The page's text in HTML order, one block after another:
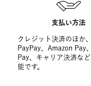
支払い方法
クレジット決済のほか、
PayPay、Amazon Pay
Pay、キャリア決済など
能です。